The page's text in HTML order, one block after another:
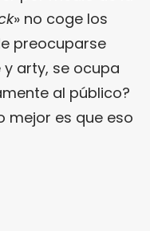
» no coge los
preocuparse
arty, se ocupa
al público?
mejor es que eso